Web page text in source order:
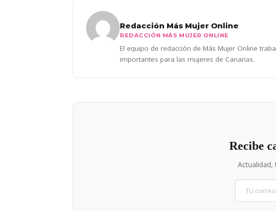
Redacción Más Mujer Online
REDACCIÓN MÁS MUJER ONLINE
El equipo de redacción de Más Mujer Online
importantes para las mujeres de Canarias.
Recibe
Actualidad,